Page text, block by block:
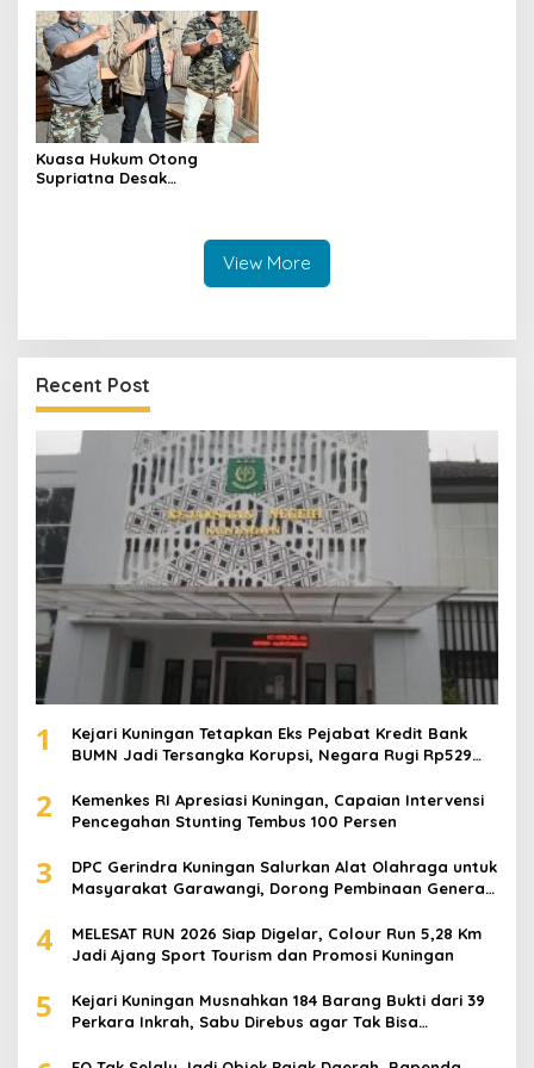
Kuasa Hukum Otong
Supriatna Desak
View More
Recent Post
1
Kejari Kuningan Tetapkan Eks Pejabat Kredit Bank
BUMN Jadi Tersangka Korupsi, Negara Rugi Rp529
2
Kemenkes RI Apresiasi Kuningan, Capaian Intervensi
Pencegahan Stunting Tembus 100 Persen
3
DPC Gerindra Kuningan Salurkan Alat Olahraga untuk
Masyarakat Garawangi, Dorong Pembinaan Generasi
4
MELESAT RUN 2026 Siap Digelar, Colour Run 5,28 Km
Jadi Ajang Sport Tourism dan Promosi Kuningan
5
Kejari Kuningan Musnahkan 184 Barang Bukti dari 39
Perkara Inkrah, Sabu Direbus agar Tak Bisa